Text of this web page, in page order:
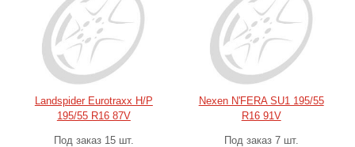
Landspider Eurotraxx H/P
195/55 R16 87V
Под заказ 15 шт.
Nexen N'FERA SU1 195/55
R16 91V
Под заказ 7 шт.